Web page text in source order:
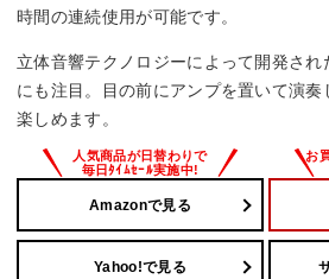
時間の連続使用が可能です。
立体音響テクノロジーによって開発され
にも注目。目の前にアンプを置いて演
楽しめます。
Amazonで見る
Yahoo!で見る